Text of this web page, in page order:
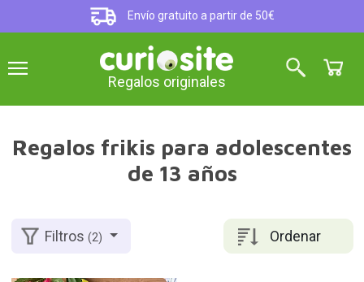
Envío gratuito a partir de 50€
Regalos originales
Regalos frikis para adolescentes
de 13 años
Ordenar
Filtros(2)